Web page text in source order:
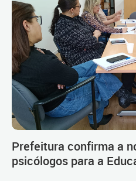
Prefeitura confirma a
psicólogos para a